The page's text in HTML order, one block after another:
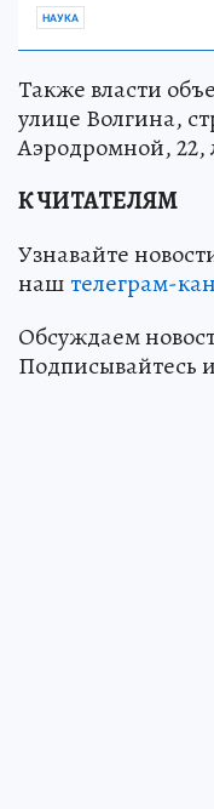
НАУКА
Также власти
улице Волгина,
Аэродромной, 22,
К ЧИТАТЕЛЯМ
Узнавайте
наштелеграм-
Обсуждаем
Подписывайтесь